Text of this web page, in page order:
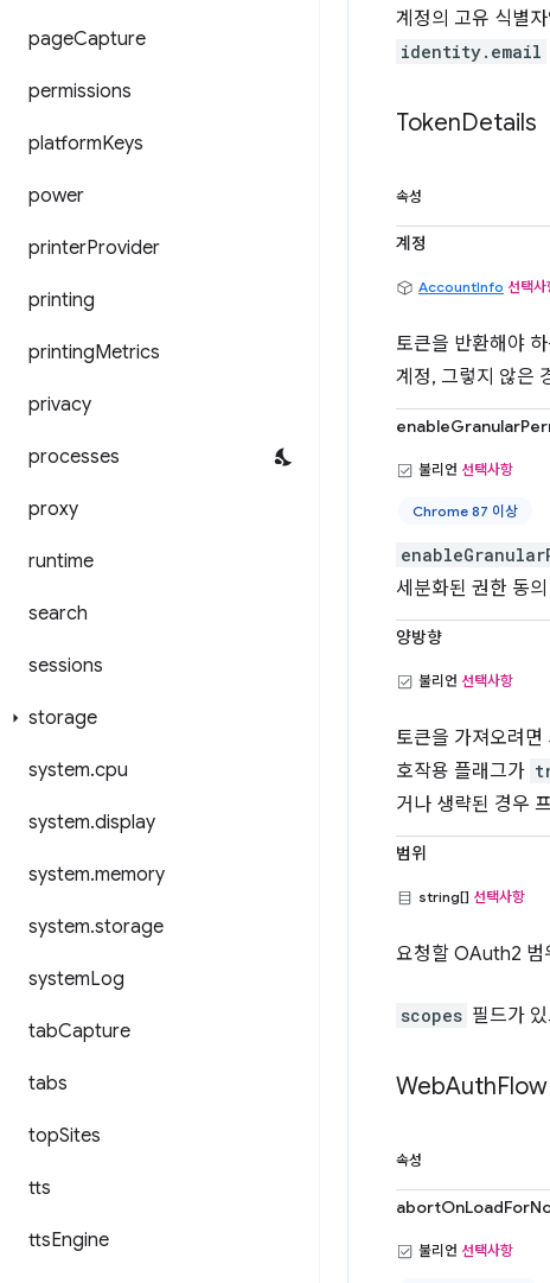
pageCapture
permissions
platformKeys
power
printerProvider
printing
printingMetrics
privacy
processes
proxy
runtime
search
sessions
storage
system.cpu
system.display
system.memory
system.storage
systemLog
tabCapture
tabs
topSites
tts
ttsEngine
계정의 고유 식별
identity.email
TokenDetails
속성
계정
AccountInfo 선택사
토큰을 반환해야
계정, 그렇지 않은
불리언 선택사항
Chrome 87 이상
세분화된 권한 동
양방향
불리언 선택사항
토큰을 가져오려
호작용 플래그가
거나 생략된 경우
범위
string[] 선택사항
요청할 OAuth2 범
scopes 필드가
WebAuthFlow
속성
불리언 선택사항